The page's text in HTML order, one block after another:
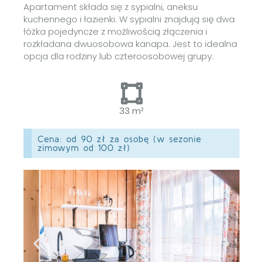
Apartament składa się z sypialni, aneksu
kuchennego i łazienki. W sypialni znajdują się dwa
łóżka pojedyncze z możliwością złączenia i
rozkładana dwuosobowa kanapa. Jest to idealna
opcja dla rodziny lub czteroosobowej grupy.
33 m²
Cena: od 90 zł za osobę (w sezonie
zimowym od 100 zł)